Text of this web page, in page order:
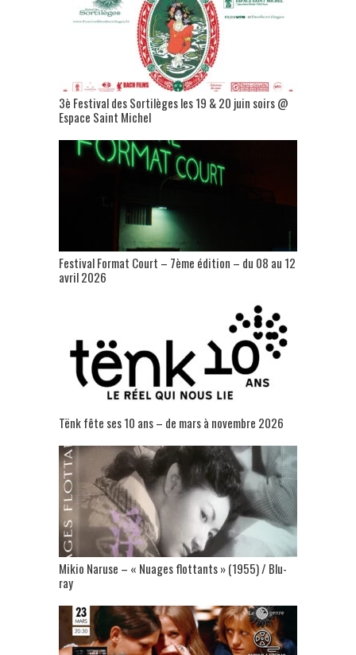
3è Festival des Sortilèges les 19 & 20 juin soirs @
Espace Saint Michel
Festival Format Court – 7ème édition – du 08 au 12
avril 2026
Tënk fête ses 10 ans – de mars à novembre 2026
Mikio Naruse – « Nuages flottants » (1955) / Blu-
ray